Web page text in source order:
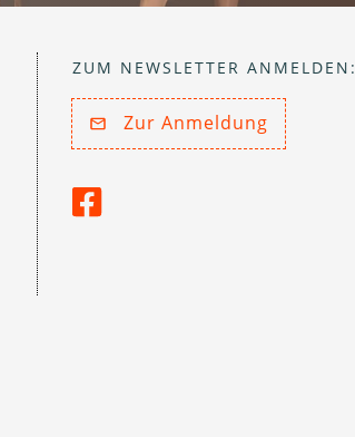
ZUM NEWSLETTER ANMELDEN:
Zur Anmeldung